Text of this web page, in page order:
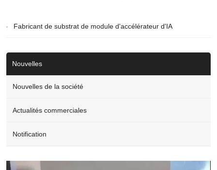
Fabricant de substrat de module d'accélérateur d'IA
Nouvelles
Nouvelles de la société
Actualités commerciales
Notification
Video